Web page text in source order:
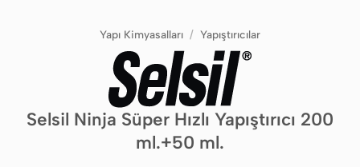
Yapı Kimyasalları / Yapıştırıcılar
Selsil Ninja Süper Hızlı Yapıştırıcı 200
ml.+50 ml.